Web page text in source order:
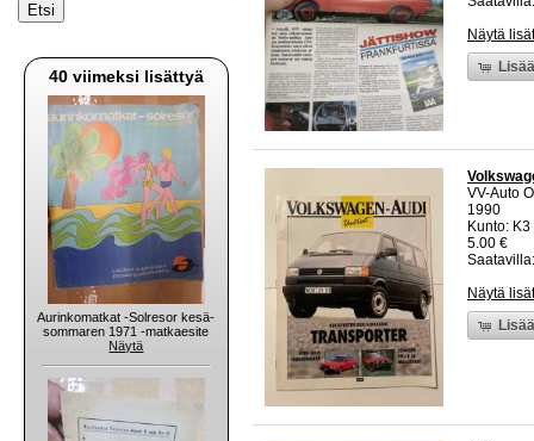
40 viimeksi lisättyä
Aurinkomatkat -Solresor kesä-
sommaren 1971 -matkaesite
Näytä
Näytä
VV-Auto
1990
Kunto:
5.00 €
Näytä